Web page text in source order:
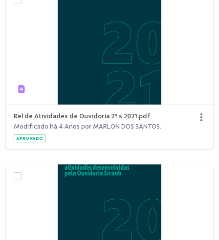
Rel de Atividades de Ouvidoria 2º s 2021.pdf
Modificado há 4 Anos por MARLON DOS SANTOS.
APROVADO